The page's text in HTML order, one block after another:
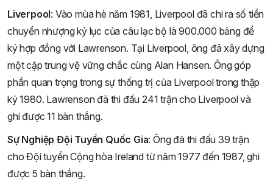
Liverpool: Vào mùa hè năm 1981, Liverpool đã chi ra số tiền
chuyển nhượng kỷ lục của câu lạc bộ là 900.000 bảng để
ký hợp đồng với Lawrenson. Tại Liverpool, ông đã xây dựng
một cặp trung vệ vững chắc cùng Alan Hansen. Ông góp
phần quan trọng trong sự thống trị của Liverpool trong thập
kỷ 1980. Lawrenson đã thi đấu 241 trận cho Liverpool và
ghi được 11 bàn thắng.
Sự Nghiệp Đội Tuyển Quốc Gia: Ông đã thi đấu 39 trận
cho Đội tuyển Cộng hòa Ireland từ năm 1977 đến 1987, ghi
được 5 bàn thắng.